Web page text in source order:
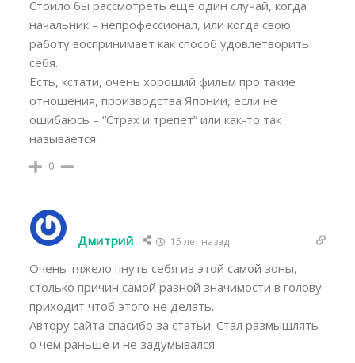
Стоило бы рассмотреть еще один случай, когда
начальник – непрофессионал, или когда свою
работу воспринимает как способ удовлетворить
себя.
Есть, кстати, очень хороший фильм про такие
отношения, производства Японии, если не
ошибаюсь – “Страх и трепет” или как-то так
называется.
0
Дмитрий 15 лет назад
Очень тяжело пнуть себя из этой самой зоны,
столько причин самой разной значимости в голову
приходит чтоб этого не делать.
Автору сайта спасибо за статьи. Стал размышлять
о чем раньше и не задумывался.